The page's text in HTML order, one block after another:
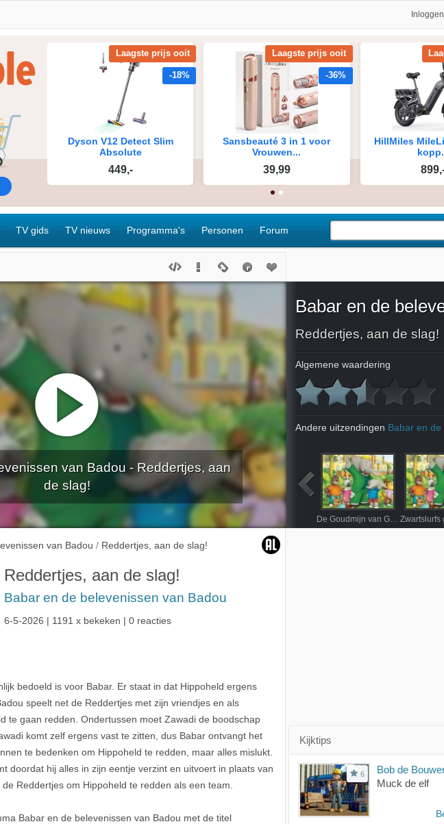
Inloggen
TV gids TV nieuws Programma's Personen Forum
van Badou - Reddertjes, aan
de slag!
van Badou / Reddertjes, aan de slag!
Reddertjes, aan de slag!
Babar en de belevenissen van Badou
6-5-2026 | 1191 x bekeken | 0 reacties
bedoeld is voor Babar. Er staat in dat Hippoheld ergens
speelt net de Reddertjes met zijn vriendjes en als
te gaan redden. Ondertussen moet Zawadi de boodschap
komt zelf ergens vast te zitten, dus Babar ontvangt het
te bedenken om Hippoheld te redden, maar alles mislukt.
doordat hij alles in zijn eentje verzint en uitvoert in plaats van
Reddertjes om Hippoheld te redden als een team.
Babar en de belevenissen van Badou met de titel
Reddertjes, aan de slag!
Algemene waardering
Andere uitzendingen Babar en de
worden Schemergras piraten Maan en ster en zon De Goudmijn van Gaxx
Kijktips
6
Bob de
Muck de elf